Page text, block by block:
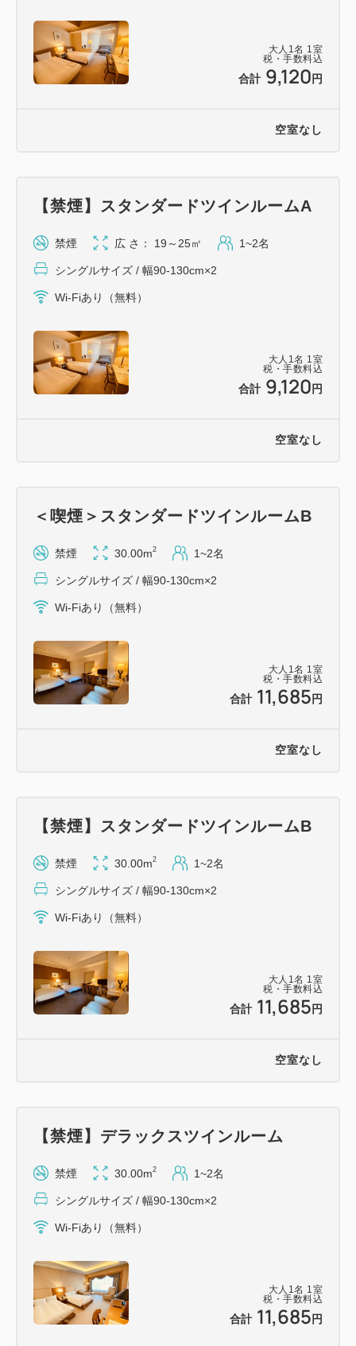
大人 1 名 1 室
税・手数料込
合計 9,120 円
空室なし
大人 1 名 1 室
税・手数料込
合計 9,120 円
【禁煙】スタンダードツインルームA
禁煙 広 さ： 19～25㎡ 1~2名
シングルサイズ / 幅90-130cm×2
Wi-Fiあり（無料）
空室なし
大人 1 名 1 室
税・手数料込
合計 11,685 円
＜喫煙＞スタンダードツインルームB
禁煙 30.00m2 1~2名
シングルサイズ / 幅90-130cm×2
Wi-Fiあり（無料）
空室なし
大人 1 名 1 室
税・手数料込
合計 11,685 円
【禁煙】スタンダードツインルームB
禁煙 30.00m2 1~2名
シングルサイズ / 幅90-130cm×2
Wi-Fiあり（無料）
空室なし
大人 1 名 1 室
税・手数料込
合計 11,685 円
【禁煙】デラックスツインルーム
禁煙 30.00m2 1~2名
シングルサイズ / 幅90-130cm×2
Wi-Fiあり（無料）